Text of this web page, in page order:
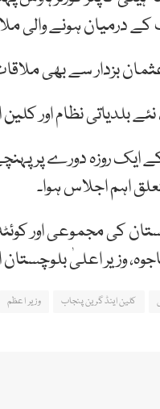
کے درمیان ہونے
بزدار سے بھی
ایک روزہ دورے پر
اہم اجلاس ہوا۔
کی مجموعی اور
وزیر اعلیٰ بلوچستان
کلین اینڈ گرین پنجاب وزیر اعظم